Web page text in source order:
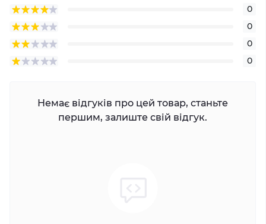
0
0
0
0
Немає відгуків про цей товар, станьте
першим, залиште свій відгук.